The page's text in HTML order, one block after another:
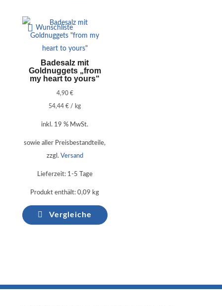
Wunschliste
Badesalz mit
Goldnuggets „from
my heart to yours“
4,90 €
54,44€ / kg
inkl. 19 % MwSt.
sowie aller Preisbestandteile,
zzgl. Versand
Lieferzeit: 1-5 Tage
Produkt enthält: 0,09 kg
Vergleiche